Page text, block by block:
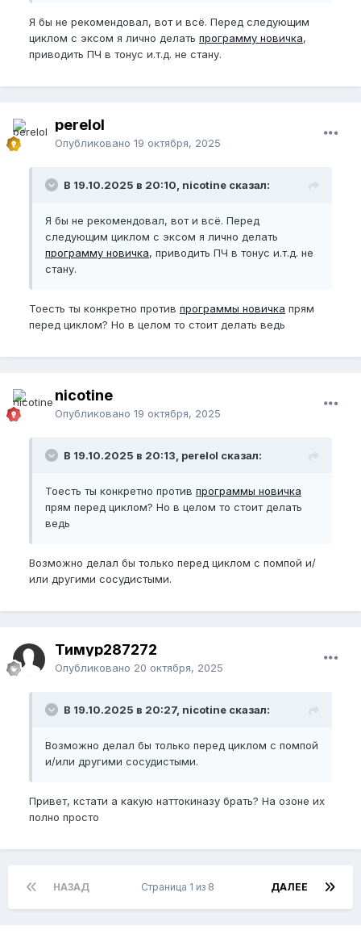
Я бы не рекомендовал, вот и всё. Перед следующим
циклом с эксом я лично делать программу новичка,
приводить ПЧ в тонус и.т.д. не стану.
perelol
Опубликовано 19 октября, 2025
В 19.10.2025 в 20:10, nicotine сказал:
Я бы не рекомендовал, вот и всё. Перед
следующим циклом с эксом я лично делать
программу новичка, приводить ПЧ в тонус и.т.д. не
стану.
Тоесть ты конкретно против программы новичка прям
перед циклом? Но в целом то стоит делать ведь
nicotine
Опубликовано 19 октября, 2025
В 19.10.2025 в 20:13, perelol сказал:
Тоесть ты конкретно против программы новичка
прям перед циклом? Но в целом то стоит делать
ведь
Возможно делал бы только перед циклом с помпой и/
или другими сосудистыми.
Тимур287272
Опубликовано 20 октября, 2025
В 19.10.2025 в 20:27, nicotine сказал:
Возможно делал бы только перед циклом с помпой
и/или другими сосудистыми.
Привет, кстати а какую наттокиназу брать? На озоне их
полно просто
НАЗАД ДАЛЕЕ
Страница 1 из 8